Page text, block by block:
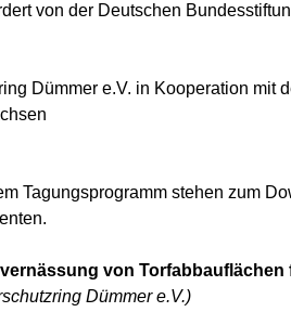
von der Deutschen
Dümmer e.V. in Kooperation mit
Tagungsprogramm stehen zum
von Torfabbauflächen
Dümmer e.V.)